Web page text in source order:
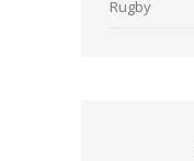
Rugby